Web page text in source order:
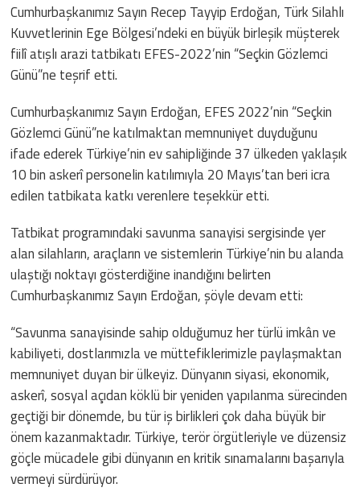
Cumhurbaşkanımız Sayın Recep Tayyip Erdoğan, Türk Silahlı
Kuvvetlerinin Ege Bölgesi’ndeki en büyük birleşik müşterek
fiilî atışlı arazi tatbikatı EFES-2022’nin “Seçkin Gözlemci
Günü”ne teşrif etti.
Cumhurbaşkanımız Sayın Erdoğan, EFES 2022’nin “Seçkin
Gözlemci Günü”ne katılmaktan memnuniyet duyduğunu
ifade ederek Türkiye’nin ev sahipliğinde 37 ülkeden yaklaşık
10 bin askerî personelin katılımıyla 20 Mayıs’tan beri icra
edilen tatbikata katkı verenlere teşekkür etti.
Tatbikat programındaki savunma sanayisi sergisinde yer
alan silahların, araçların ve sistemlerin Türkiye’nin bu alanda
ulaştığı noktayı gösterdiğine inandığını belirten
Cumhurbaşkanımız Sayın Erdoğan, şöyle devam etti:
“Savunma sanayisinde sahip olduğumuz her türlü imkân ve
kabiliyeti, dostlarımızla ve müttefiklerimizle paylaşmaktan
memnuniyet duyan bir ülkeyiz. Dünyanın siyasi, ekonomik,
askerî, sosyal açıdan köklü bir yeniden yapılanma sürecinden
geçtiği bir dönemde, bu tür iş birlikleri çok daha büyük bir
önem kazanmaktadır. Türkiye, terör örgütleriyle ve düzensiz
göçle mücadele gibi dünyanın en kritik sınamalarını başarıyla
vermeyi sürdürüyor.